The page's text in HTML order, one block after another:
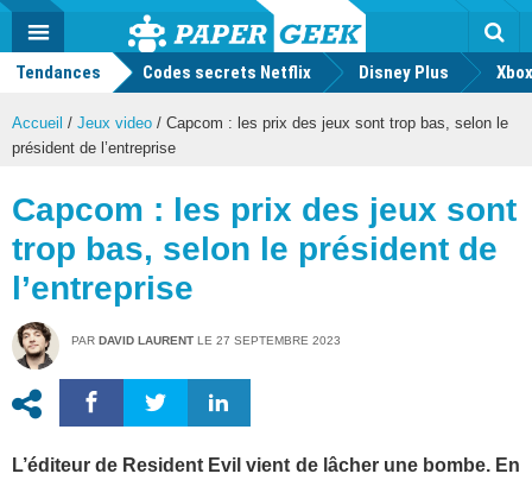
Actu
geek
MENU
Tendances Codes secrets Netflix Disney Plus
Accueil / Jeux video / Capcom : les prix des jeux sont trop bas, selon le
président de l’entreprise
Capcom : les prix des jeux sont
trop bas, selon le président de
l’entreprise
PAR DAVID LAURENT LE 27 SEPTEMBRE 2023
L’éditeur de Resident Evil vient de lâcher une bombe. En
Mode
FacebookTwitter Youtube